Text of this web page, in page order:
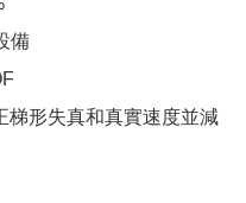
備
梯形失真和真實速度並減